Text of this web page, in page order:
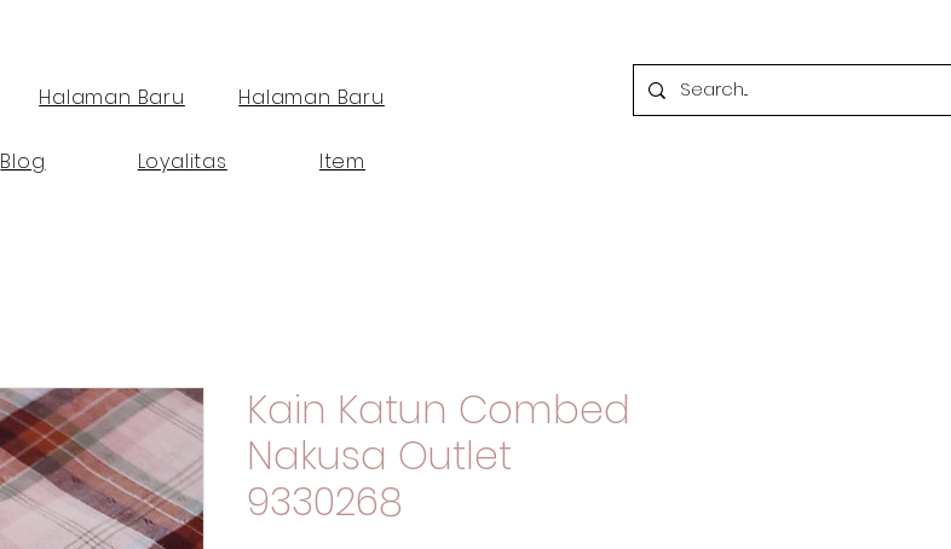
Halaman Baru Halaman Baru
Blog Loyalitas Item
Kain Katun Combed
Nakusa Outlet
9330268